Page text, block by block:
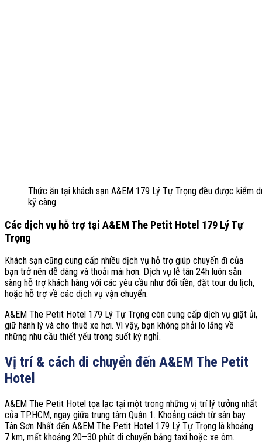
Thức ăn tại khách sạn A&EM 179 Lý Tự Trọng đều được kiểm
kỹ càng
Các dịch vụ hỗ trợ tại A&EM The Petit Hotel 179 Lý Tự
Trọng
Khách sạn cũng cung cấp nhiều dịch vụ hỗ trợ giúp chuyến đi của
bạn trở nên dễ dàng và thoải mái hơn. Dịch vụ lễ tân 24h luôn sẵn
sàng hỗ trợ khách hàng với các yêu cầu như đổi tiền, đặt tour du lịch,
hoặc hỗ trợ về các dịch vụ vận chuyển.
A&EM The Petit Hotel 179 Lý Tự Trọng còn cung cấp dịch vụ giặt ủi,
giữ hành lý và cho thuê xe hơi. Vì vậy, bạn không phải lo lắng về
những nhu cầu thiết yếu trong suốt kỳ nghỉ.
Vị trí & cách di chuyển đến A&EM The Petit
Hotel
A&EM The Petit Hotel tọa lạc tại một trong những vị trí lý tưởng nhất
của TP.HCM, ngay giữa trung tâm Quận 1. Khoảng cách từ sân bay
Tân Sơn Nhất đến A&EM The Petit Hotel 179 Lý Tự Trọng là khoảng
7 km, mất khoảng 20–30 phút di chuyển bằng taxi hoặc xe ôm.